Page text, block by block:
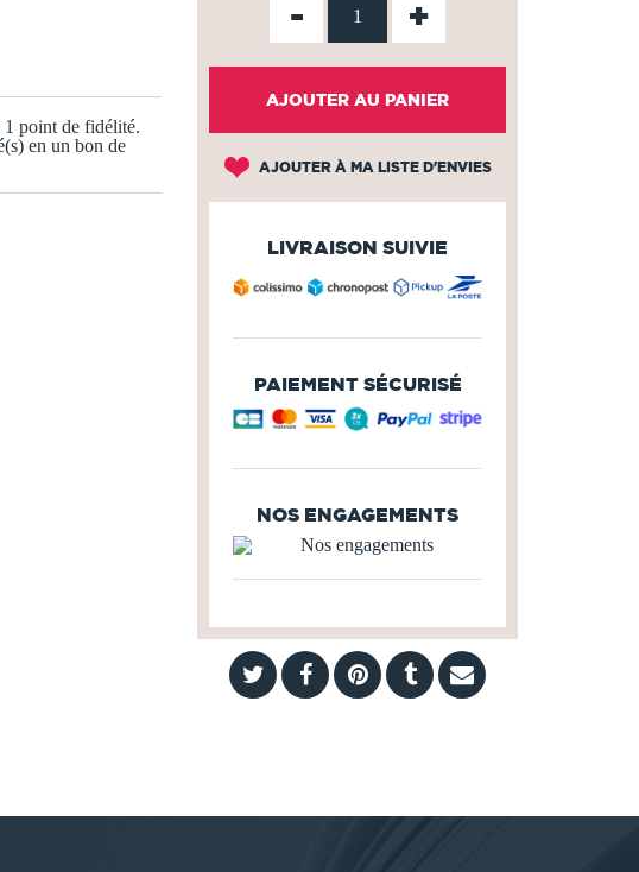
1 point de fidélité.
en un bon de
- +
AJOUTER AU PANIER
AJOUTER À MA LISTE D'ENVIES
LIVRAISON SUIVIE
PAIEMENT SÉCURISÉ
NOS ENGAGEMENTS